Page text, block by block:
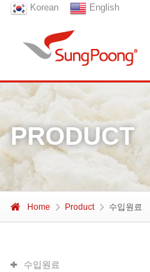
Korean English
PRODUCT
Home Product 수입원료
수입원료